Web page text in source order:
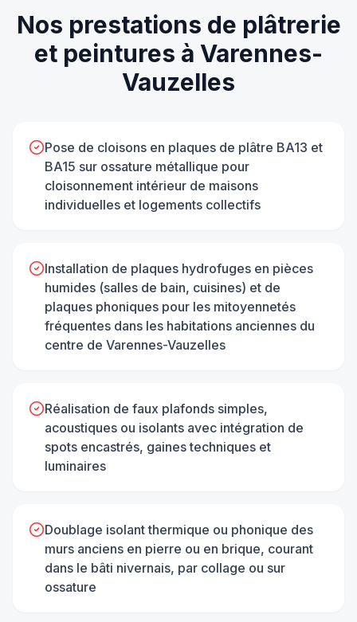
Nos prestations de plâtrerie
et peintures à Varennes-
Vauzelles
Pose de cloisons en plaques de plâtre BA13 et
BA15 sur ossature métallique pour
cloisonnement intérieur de maisons
individuelles et logements collectifs
Installation de plaques hydrofuges en pièces
humides (salles de bain, cuisines) et de
plaques phoniques pour les mitoyennetés
fréquentes dans les habitations anciennes du
centre de Varennes-Vauzelles
Réalisation de faux plafonds simples,
acoustiques ou isolants avec intégration de
spots encastrés, gaines techniques et
luminaires
Doublage isolant thermique ou phonique des
murs anciens en pierre ou en brique, courant
dans le bâti nivernais, par collage ou sur
ossature